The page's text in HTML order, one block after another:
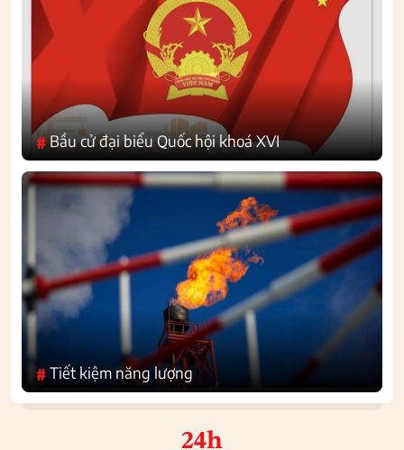
#Bầu cử đại biểu Quốc hội khoá XVI
#Tiết kiệm năng lượng
24h